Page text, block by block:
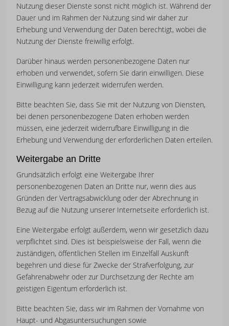
Nutzung dieser Dienste sonst nicht möglich ist. Während der
Dauer und im Rahmen der Nutzung sind wir daher zur
Erhebung und Verwendung der Daten berechtigt, wobei die
Nutzung der Dienste freiwillig erfolgt.
Darüber hinaus werden personenbezogene Daten nur
erhoben und verwendet, sofern Sie darin einwilligen. Diese
Einwilligung kann jederzeit widerrufen werden.
Bitte beachten Sie, dass Sie mit der Nutzung von Diensten,
bei denen personenbezogene Daten erhoben werden
müssen, eine jederzeit widerrufbare Einwilligung in die
Erhebung und Verwendung der erforderlichen Daten erteilen.
Weitergabe an Dritte
Grundsätzlich erfolgt eine Weitergabe Ihrer
personenbezogenen Daten an Dritte nur, wenn dies aus
Gründen der Vertragsabwicklung oder der Abrechnung in
Bezug auf die Nutzung unserer Internetseite erforderlich ist.
Eine Weitergabe erfolgt außerdem, wenn wir gesetzlich dazu
verpflichtet sind. Dies ist beispielsweise der Fall, wenn die
zuständigen, öffentlichen Stellen im Einzelfall Auskunft
begehren und diese für Zwecke der Strafverfolgung, zur
Gefahrenabwehr oder zur Durchsetzung der Rechte am
geistigen Eigentum erforderlich ist.
Bitte beachten Sie, dass wir im Rahmen der Vornahme von
Haupt- und Abgasuntersuchungen sowie